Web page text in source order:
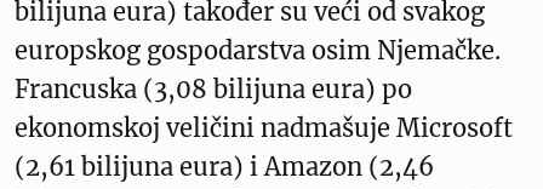
bilijuna eura) također su veći od svakog
europskog gospodarstva osim Njemačke.
Francuska (3,08 bilijuna eura) po
ekonomskoj veličini nadmašuje Microsoft
(2,61 bilijuna eura) i Amazon (2,46